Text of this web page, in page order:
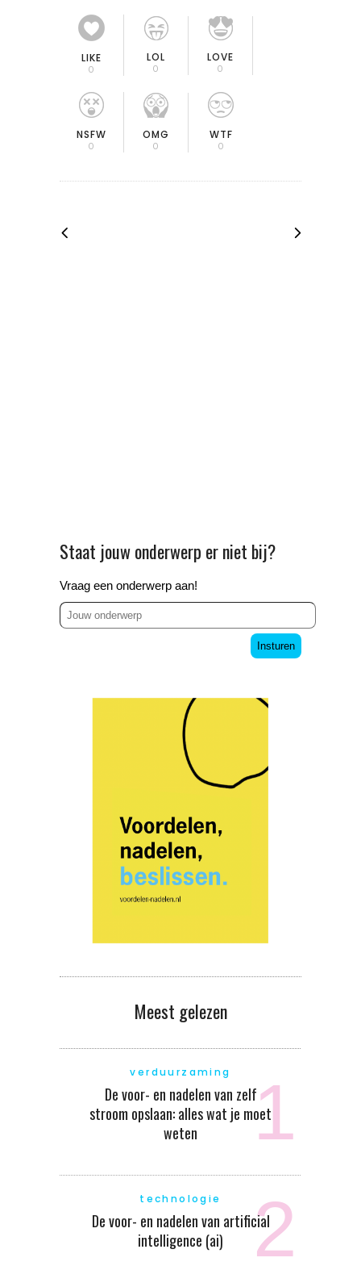
LIKE
0
LOL
0
LOVE
0
NSFW
0
OMG
0
WTF
0
Staat jouw onderwerp er niet bij?
Vraag een onderwerp aan!
Insturen
Meest gelezen
verduurzaming
De voor- en nadelen van zelf
stroom opslaan: alles wat je moet
weten
technologie
De voor- en nadelen van artificial
intelligence (ai)